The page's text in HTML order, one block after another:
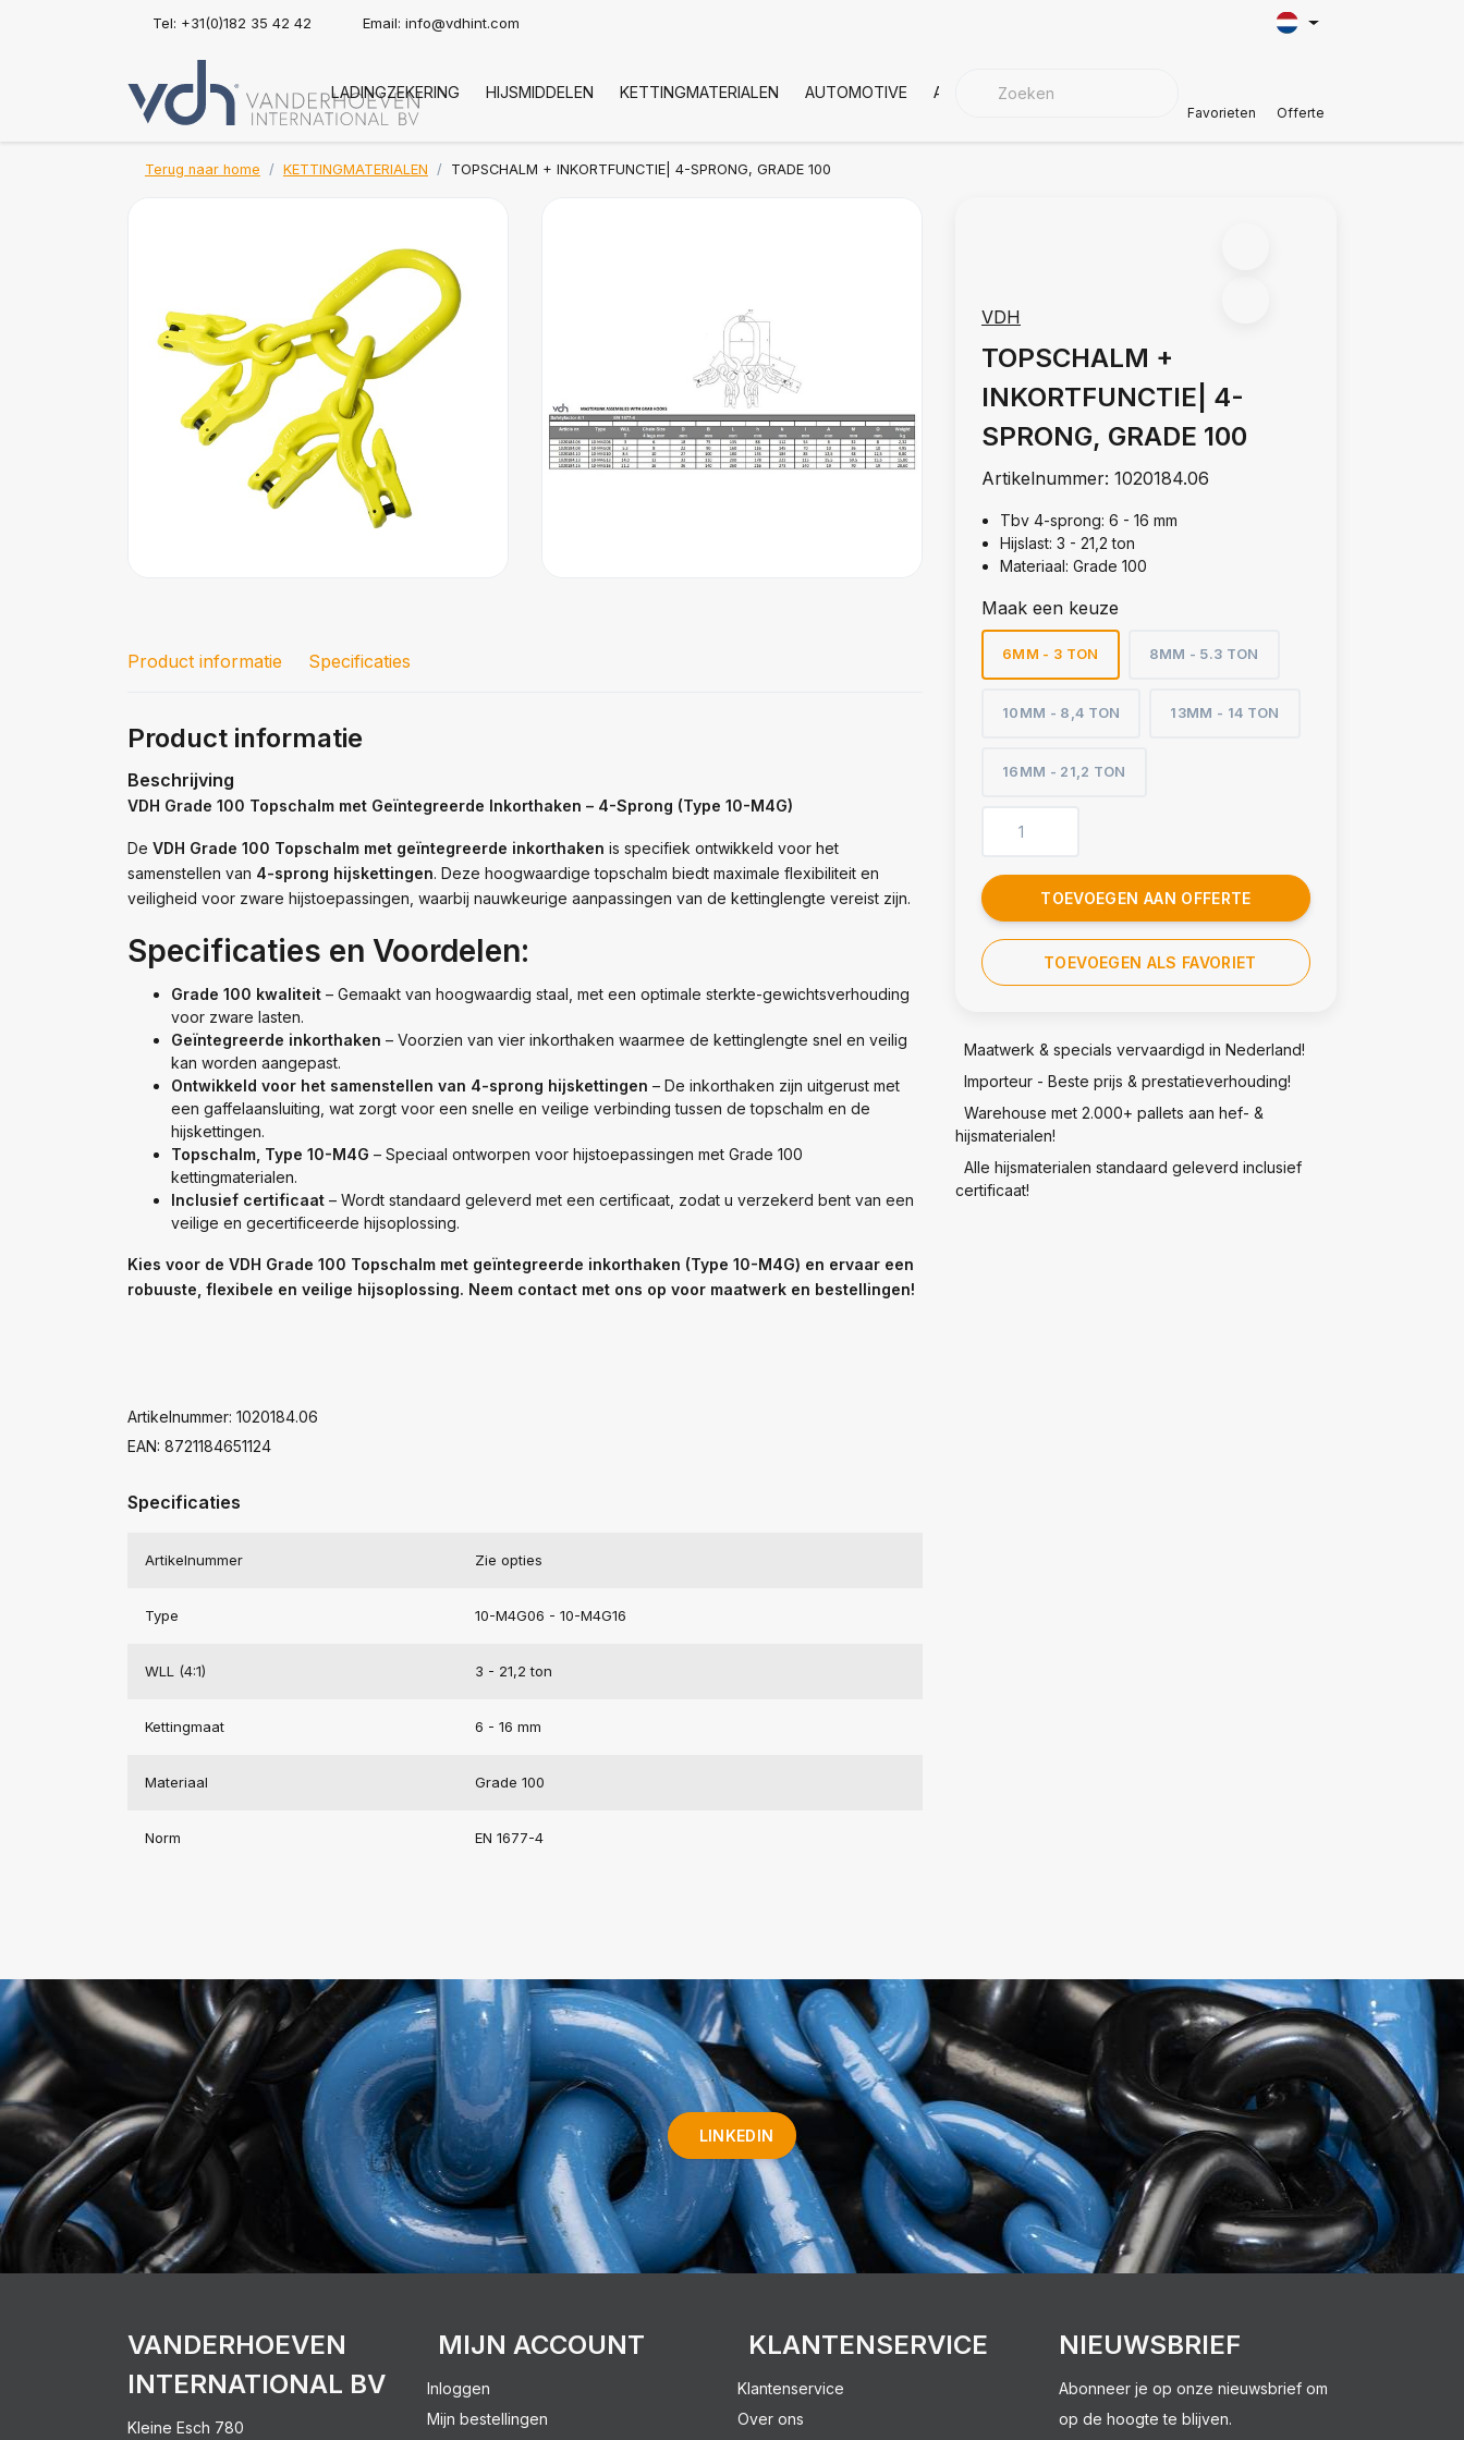
Tel: +31(0)182 35 42 42 Email: info@vdhint.com
LADINGZEKERING HIJSMIDDELEN KETTINGMATERIALEN AUTOMOTIVE AFDEKMATERIALEN
Favorieten Offerte
Terug naar home KETTINGMATERIALEN TOPSCHALM + INKORTFUNCTIE| 4-SPRONG, GRADE 100
VDH
TOPSCHALM +
INKORTFUNCTIE| 4-
SPRONG, GRADE 100
Artikelnummer: 1020184.06
Tbv 4-sprong: 6 - 16 mm
Hijslast: 3 - 21,2 ton
Materiaal: Grade 100
Maak een keuze
6MM - 3 TON 8MM - 5.3 TON
10MM - 8,4 TON 13MM - 14 TON
16MM - 21,2 TON
TOEVOEGEN AAN OFFERTE
TOEVOEGEN ALS FAVORIET
Maatwerk & specials vervaardigd in Nederland!
Importeur - Beste prijs & prestatieverhouding!
Warehouse met 2.000+ pallets aan hef- &
hijsmaterialen!
Alle hijsmaterialen standaard geleverd inclusief
certificaat!
Product informatie Specificaties
Product informatie
Beschrijving
VDH Grade 100 Topschalm met Geïntegreerde Inkorthaken – 4-Sprong (Type 10-M4G)
De VDH Grade 100 Topschalm met geïntegreerde inkorthaken is specifiek ontwikkeld voor het
samenstellen van 4-sprong hijskettingen. Deze hoogwaardige topschalm biedt maximale flexibiliteit en
veiligheid voor zware hijstoepassingen, waarbij nauwkeurige aanpassingen van de kettinglengte vereist zijn.
Specificaties en Voordelen:
Grade 100 kwaliteit – Gemaakt van hoogwaardig staal, met een optimale sterkte-gewichtsverhouding
voor zware lasten.
Geïntegreerde inkorthaken – Voorzien van vier inkorthaken waarmee de kettinglengte snel en veilig
kan worden aangepast.
Ontwikkeld voor het samenstellen van 4-sprong hijskettingen – De inkorthaken zijn uitgerust met
een gaffelaansluiting, wat zorgt voor een snelle en veilige verbinding tussen de topschalm en de
hijskettingen.
Topschalm, Type 10-M4G – Speciaal ontworpen voor hijstoepassingen met Grade 100
kettingmaterialen.
Inclusief certificaat – Wordt standaard geleverd met een certificaat, zodat u verzekerd bent van een
veilige en gecertificeerde hijsoplossing.
Kies voor de VDH Grade 100 Topschalm met geïntegreerde inkorthaken (Type 10-M4G) en ervaar een
robuuste, flexibele en veilige hijsoplossing. Neem contact met ons op voor maatwerk en bestellingen!
Artikelnummer: 1020184.06
EAN: 8721184651124
Specificaties
Artikelnummer Zie opties
Type 10-M4G06 - 10-M4G16
WLL (4:1) 3 - 21,2 ton
Kettingmaat 6 - 16 mm
Materiaal Grade 100
Norm EN 1677-4
LINKEDIN
VANDERHOEVEN
INTERNATIONAL BV
Kleine Esch 780
MIJN ACCOUNT
Inloggen
Mijn bestellingen
KLANTENSERVICE
Klantenservice
Over ons
NIEUWSBRIEF
Abonneer je op onze nieuwsbrief om
op de hoogte te blijven.